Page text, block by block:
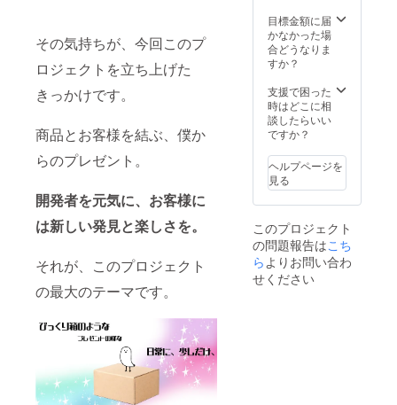
その気持ちが、今回このプ
ロジェクトを立ち上げた
きっかけです。
商品とお客様を結ぶ、僕か
らのプレゼント。
開発者を元気に、お客様に
は新しい発見と楽しさを。
それが、このプロジェクト
の最大のテーマです。
目標金額に届
かなかった場
合どうなりま
すか？
支援で困った
時はどこに相
談したらいい
ですか？
ヘルプページを
見る
このプロジェクト
の問題報告はこち
ら よりお問い合わ
せください